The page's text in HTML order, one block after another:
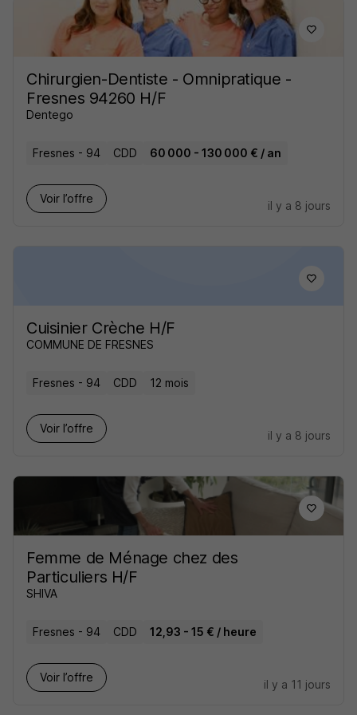
Chirurgien-Dentiste - Omnipratique -
Fresnes 94260 H/F
Dentego
Fresnes - 94 CDD 60 000 - 130 000 € / an
Voir l’offre
il y a 8 jours
Cuisinier Crèche H/F
COMMUNE DE FRESNES
Fresnes - 94 CDD 12 mois
Voir l’offre
il y a 8 jours
Femme de Ménage chez des
Particuliers H/F
SHIVA
Fresnes - 94 CDD 12,93 - 15 € / heure
Voir l’offre
il y a 11 jours